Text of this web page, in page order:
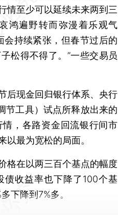
情至少可以延续未来两到三
鸿遍野转而弥漫着乐观气
会持续紧张，但春节过后的
松得不得了。”一些交易员
现金回归银行体系、央行
节工具）试点所释放出来的
，各路资金回流银行间市
以最为宽松的局面。
格在以两三百个基点的幅度
债收益率也下降了100个基
下降到7%多。